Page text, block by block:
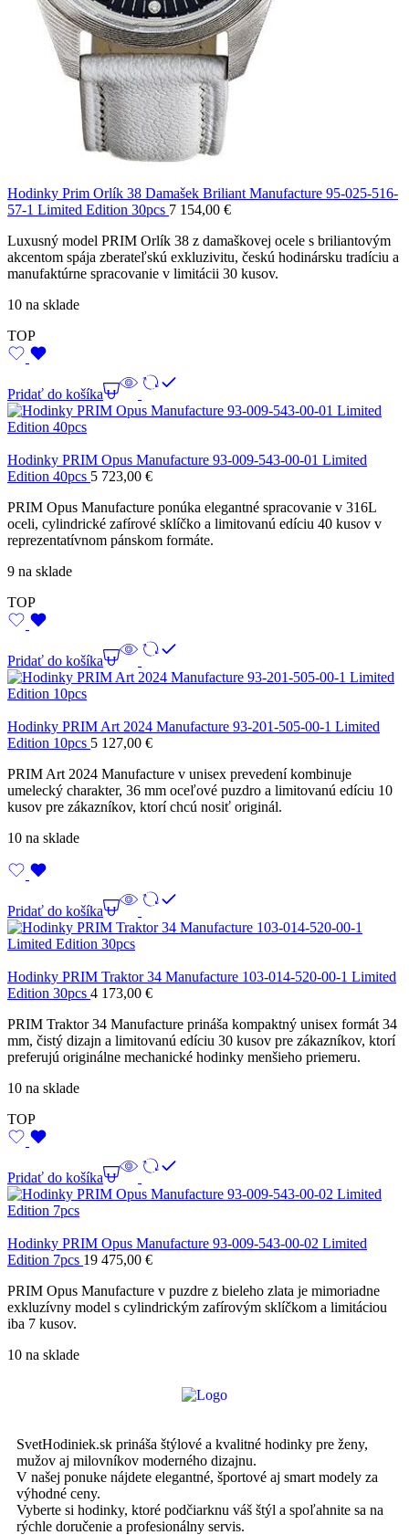
Hodinky Prim Orlík 38 Damašek Briliant Manufacture 95-025-516-
57-1 Limited Edition 30pcs 7 154,00 €
Luxusný model PRIM Orlík 38 z damaškovej ocele s briliantovým
akcentom spája zberateľskú exkluzivitu, českú hodinársku tradíciu a
manufaktúrne spracovanie v limitácii 30 kusov.
10 na sklade
TOP
Pridať do košíka
Hodinky PRIM Opus Manufacture 93-009-543-00-01 Limited
Edition 40pcs 5 723,00 €
PRIM Opus Manufacture ponúka elegantné spracovanie v 316L
oceli, cylindrické zafírové sklíčko a limitovanú edíciu 40 kusov v
reprezentatívnom pánskom formáte.
9 na sklade
TOP
Pridať do košíka
Hodinky PRIM Art 2024 Manufacture 93-201-505-00-1 Limited
Edition 10pcs 5 127,00 €
PRIM Art 2024 Manufacture v unisex prevedení kombinuje
umelecký charakter, 36 mm oceľové puzdro a limitovanú edíciu 10
kusov pre zákazníkov, ktorí chcú nosiť originál.
10 na sklade
Pridať do košíka
Hodinky PRIM Traktor 34 Manufacture 103-014-520-00-1 Limited
Edition 30pcs 4 173,00 €
PRIM Traktor 34 Manufacture prináša kompaktný unisex formát 34
mm, čistý dizajn a limitovanú edíciu 30 kusov pre zákazníkov, ktorí
preferujú originálne mechanické hodinky menšieho priemeru.
10 na sklade
TOP
Pridať do košíka
Hodinky PRIM Opus Manufacture 93-009-543-00-02 Limited
Edition 7pcs 19 475,00 €
PRIM Opus Manufacture v puzdre z bieleho zlata je mimoriadne
exkluzívny model s cylindrickým zafírovým sklíčkom a limitáciou
iba 7 kusov.
10 na sklade
SvetHodiniek.sk prináša štýlové a kvalitné hodinky pre ženy,
mužov aj milovníkov moderného dizajnu.
V našej ponuke nájdete elegantné, športové aj smart modely za
výhodné ceny.
Vyberte si hodinky, ktoré podčiarknu váš štýl a spoľahnite sa na
rýchle doručenie a profesionálny servis.